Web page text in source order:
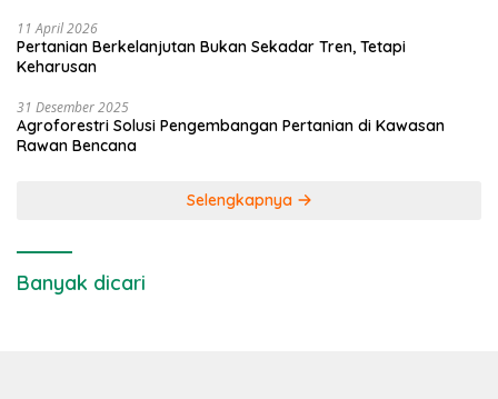
11 April 2026
Pertanian Berkelanjutan Bukan Sekadar Tren, Tetapi
Keharusan
31 Desember 2025
Agroforestri Solusi Pengembangan Pertanian di Kawasan
Rawan Bencana
Selengkapnya
Banyak dicari